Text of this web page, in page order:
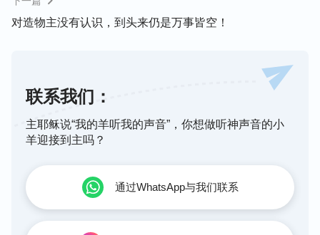
的，主耶稣的话有真理，主耶稣有神的实质，即“永
弥赛亚。她刚见主耶稣的时候认为主耶稣就是一个普
普通通的犹太人，但当她听到主耶稣说：“
五个丈夫，你现在有的并不是你的丈夫。”（约翰福音
4:18）她便从主的说话中断定主耶稣就是那要来的弥
只有神能知道人暗中的隐情。还有不少的人是因着主
耶稣所作的医病赶鬼、行神迹奇事的工作而认出他是
从神来的，从而跟随了主耶稣。可见，凡相信、跟从
对造物主没有认识，到头来仍是万事皆空！
联系我们：
主耶稣说“我的羊听我的声音”，你想做听神声音的小
羊迎接到主吗？
通过WhatsApp与我们联系